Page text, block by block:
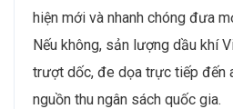
hiện mới và nhanh chóng đưa
Nếu không, sản lượng dầu khí
trượt dốc, đe dọa trực tiếp đến
nguồn thu ngân sách quốc gia.